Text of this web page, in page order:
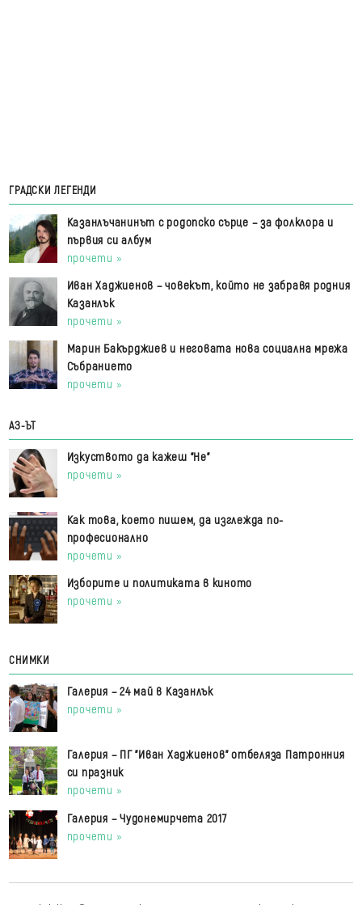
ГРАДСКИ ЛЕГЕНДИ
Казанлъчанинът с родопско сърце – за фолклора и
първия си албум
прочети »
Иван Хаджиенов – човекът, който не забравя родния
Казанлък
прочети »
Марин Бакърджиев и неговата нова социална мрежа
Събранието
прочети »
АЗ-ЪТ
Изкуството да кажеш "Не"
прочети »
Как това, което пишем, да изглежда по-
професионално
прочети »
Изборите и политиката в киното
прочети »
СНИМКИ
Галерия – 24 май в Казанлък
прочети »
Галерия – ПГ "Иван Хаджиенов" отбеляза Патронния
си празник
прочети »
Галерия – Чудонемирчета 2017
прочети »